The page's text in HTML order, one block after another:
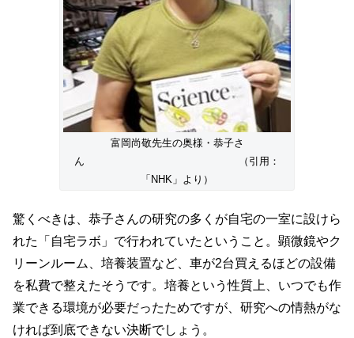
富岡尚敬先生の奥様・恭子さ
ん （引用：
「NHK」より）
驚くべきは、恭子さんの研究の多くが自宅の一室に設けら
れた「自宅ラボ」で行われていたということ。顕微鏡やク
リーンルーム、培養装置など、車が2台買えるほどの設備
を私費で整えたそうです。培養という性質上、いつでも作
業できる環境が必要だったためですが、研究への情熱がな
ければ到底できない決断でしょう。